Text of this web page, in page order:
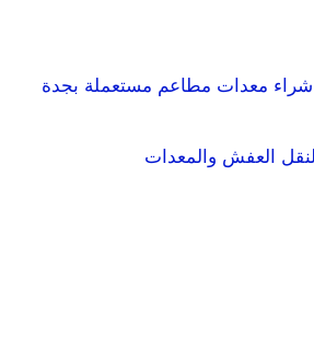
شراء معدات مطاعم مستعملة بجدة
العفش والمعدات